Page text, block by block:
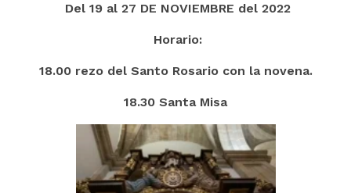
Del 19 al 27 DE NOVIEMBRE del 2022
Horario:
18.00 rezo del Santo Rosario con la novena.
18.30 Santa Misa